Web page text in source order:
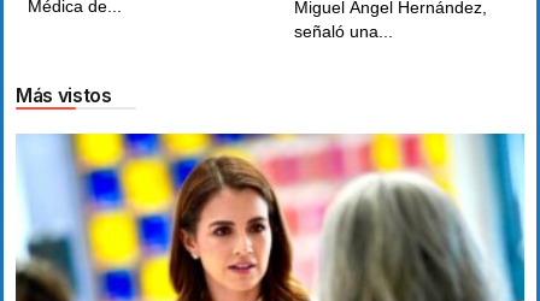
Médica de...
Miguel Ángel Hernández,
señaló una...
Más vistos